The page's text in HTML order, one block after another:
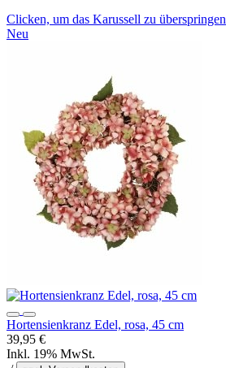
Clicken, um das Karussell zu überspringen
Neu
Hortensienkranz Edel, rosa, 45 cm
39,95 €
Inkl. 19% MwSt.